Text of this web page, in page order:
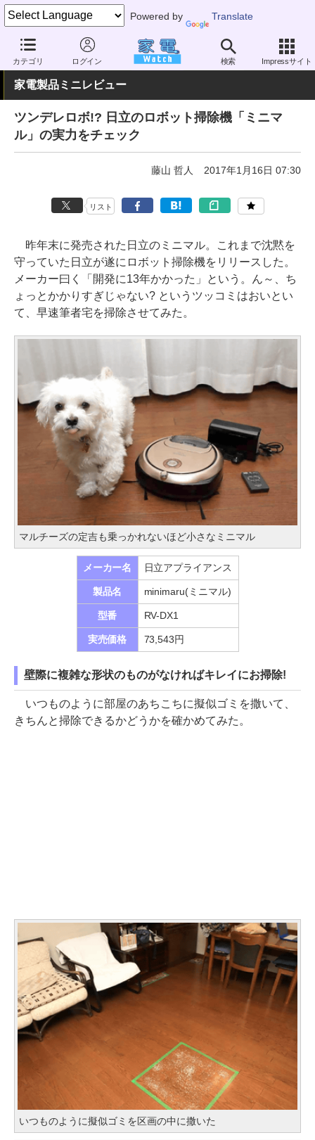
Powered by Translate
カテゴリ ログイン 検索 Impressサイト
家電 Watch 生活家電 掃除機 お掃除ロボット
家電製品ミニレビュー
ツンデレロボ!? 日立のロボット掃除機「ミニマ
ル」の実力をチェック
藤山 哲人 2017年1月16日 07:30
リスト
昨年末に発売された日立のミニマル。これまで沈黙を
守っていた日立が遂にロボット掃除機をリリースした。
メーカー曰く「開発に13年かかった」という。ん～、ち
ょっとかかりすぎじゃない? というツッコミはおいとい
て、早速筆者宅を掃除させてみた。
マルチーズの定吉も乗っかれないほど小さなミニマル
メーカー名 日立アプライアンス
製品名 minimaru(ミニマル)
型番 RV-DX1
実売価格 73,543円
壁際に複雑な形状のものがなければキレイにお掃除!
いつものように部屋のあちこちに擬似ゴミを撒いて、
きちんと掃除できるかどうかを確かめてみた。
いつものように擬似ゴミを区画の中に撒いた